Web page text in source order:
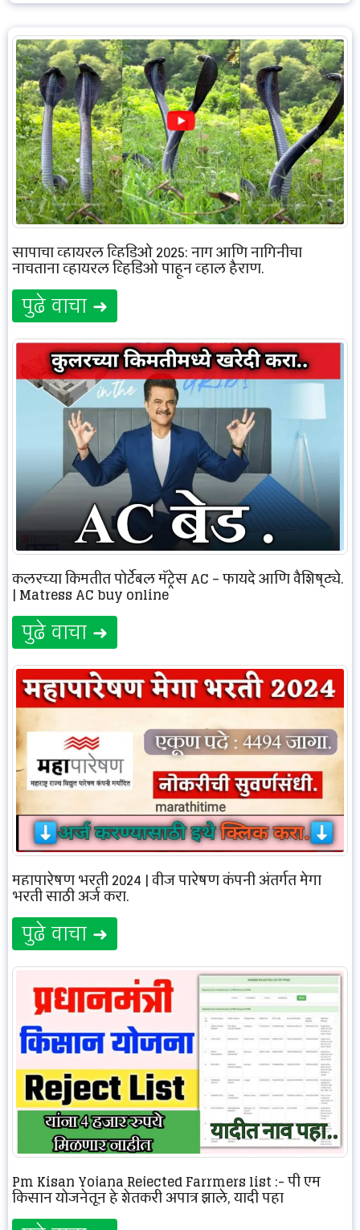
सापाचा व्हायरल व्हिडिओ 2025: नाग आणि नागिनीचा
नाचताना व्हायरल व्हिडिओ पाहून व्हाल हैराण.
पुढे वाचा ➜
कूलरच्या किमतीत पोर्टेबल मॅट्रेस AC – फायदे आणि वैशिष्ट्ये.
| Matress AC buy online
पुढे वाचा ➜
महापारेषण भरती 2024 | वीज पारेषण कंपनी अंतर्गत मेगा
भरती साठी अर्ज करा.
पुढे वाचा ➜
Pm Kisan Yojana Rejected Farrmers list :- पी एम
किसान योजनेतून हे शेतकरी अपात्र झाले, यादी पहा